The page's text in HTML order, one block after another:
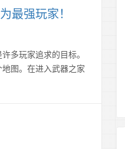
最强玩家！
多玩家追求的目标。
图。在进入武器之家